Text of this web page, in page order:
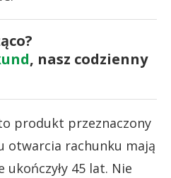
, nasz codzienny
produkt przeznaczony
otwarcia rachunku mają
45 lat. Nie